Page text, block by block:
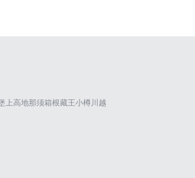
上高地那须箱根藏王小樽川越